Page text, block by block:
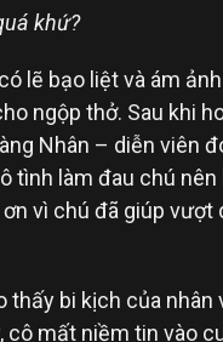
khứ?
lẽ bạo liệt và ám
ngộp thở. Sau khi
Nhân – diễn viên
tình làm đau chú nên
vì chú đã giúp vượt
thấy bi kịch của
cô mất niềm tin vào